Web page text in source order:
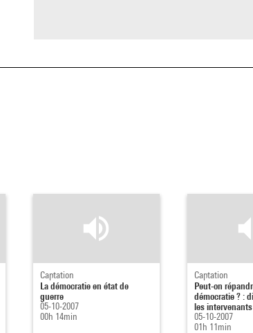
Captation
La démocratie en état de
guerre
05-10-2007
00h 14min
Captation
Peut-on
démocratie ? :
les intervenants
05-10-2007
01h 11min